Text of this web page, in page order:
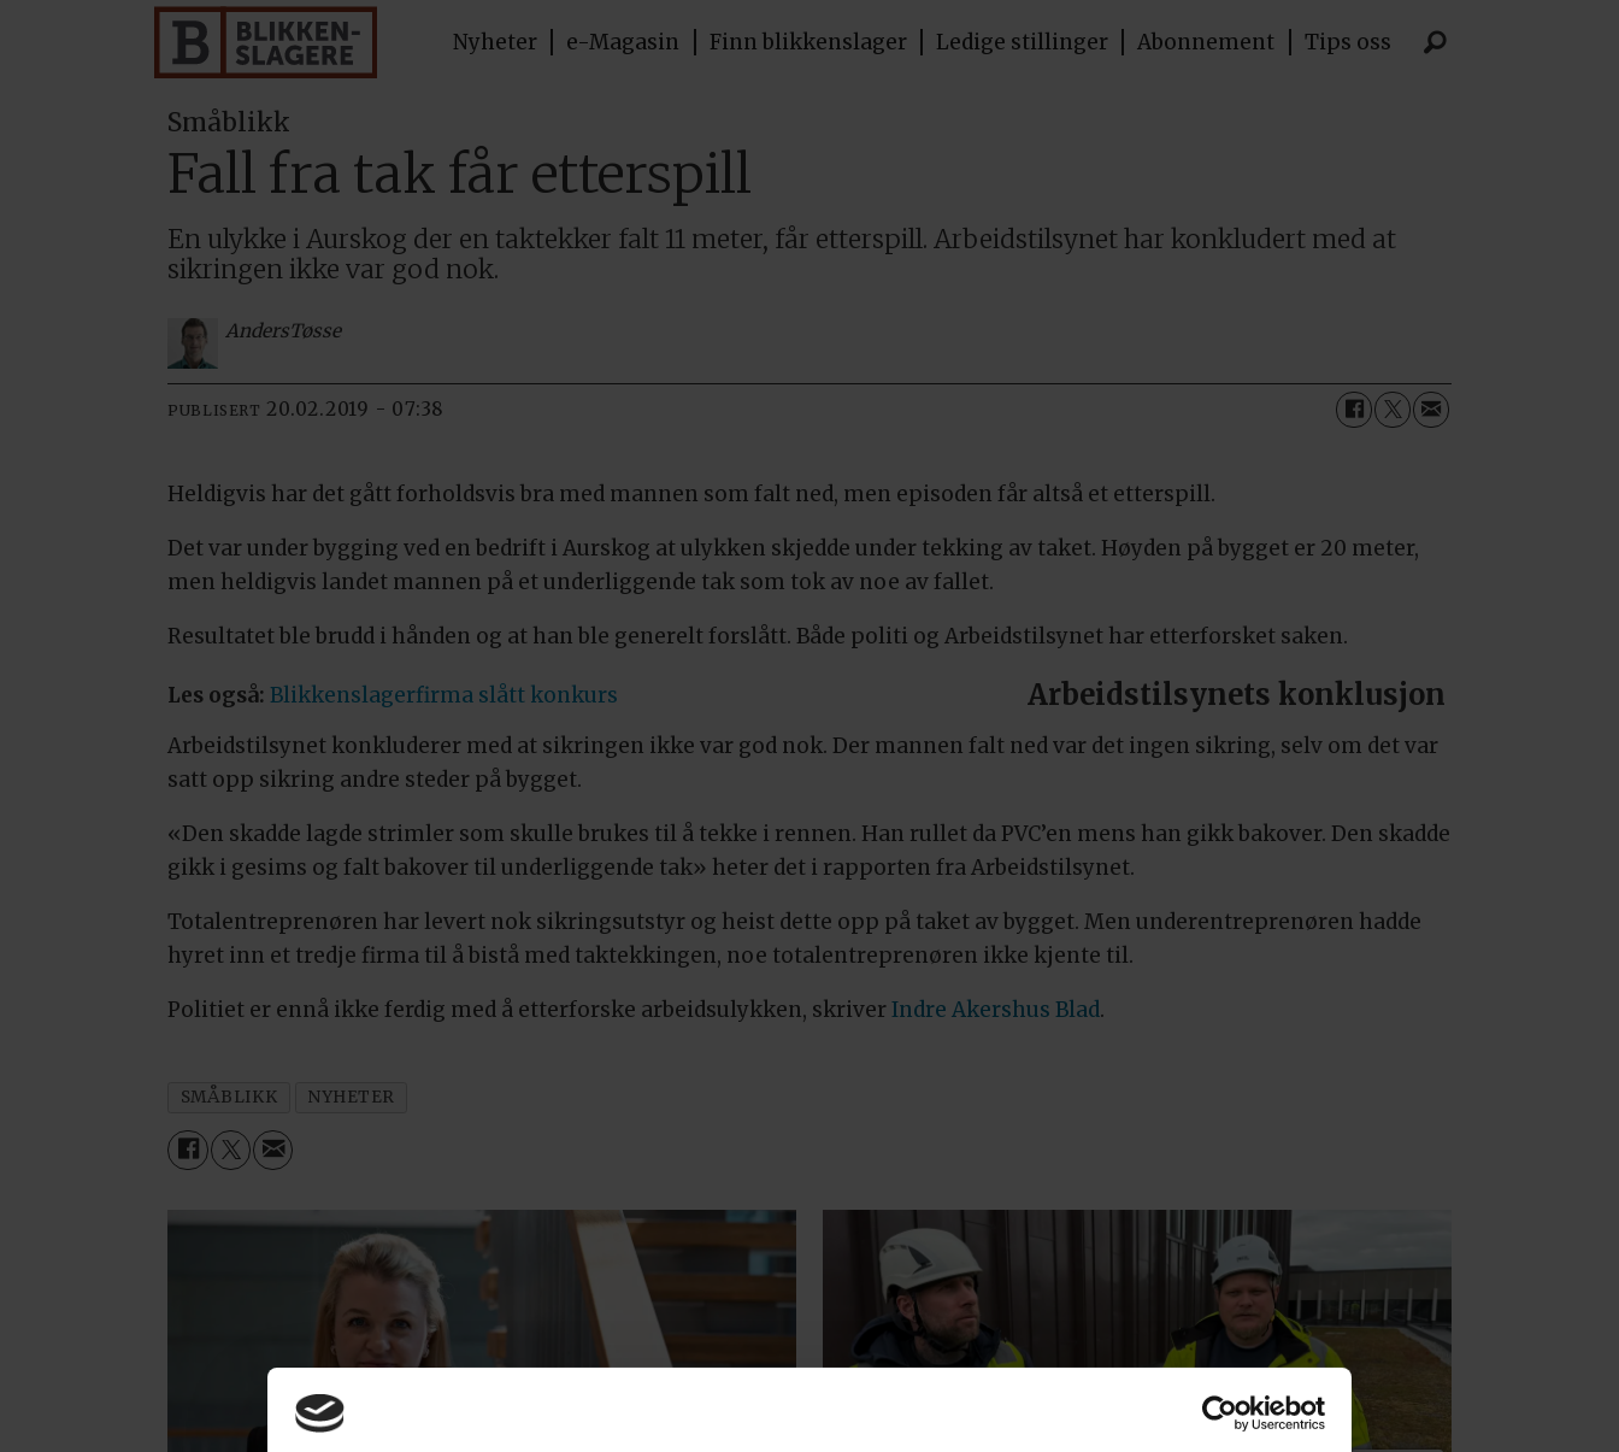
Nyheter e-Magasin Finn blikkenslager Ledige stillinger Abonnement Tips oss
Småblikk
Fall fra tak får etterspill
En ulykke i Aurskog der en taktekker falt 11 meter, får etterspill. Arbeidstilsynet har konkludert med at
sikringen ikke var god nok.
AndersTøsse
PUBLISERT 20.02.2019 - 07:38
Heldigvis har det gått forholdsvis bra med mannen som falt ned, men episoden får altså et etterspill.
Det var under bygging ved en bedrift i Aurskog at ulykken skjedde under tekking av taket. Høyden på bygget er 20 meter,
men heldigvis landet mannen på et underliggende tak som tok av noe av fallet.
Resultatet ble brudd i hånden og at han ble generelt forslått. Både politi og Arbeidstilsynet har etterforsket saken.
Les også: Blikkenslagerfirma slått konkurs Arbeidstilsynets konklusjon
Arbeidstilsynet konkluderer med at sikringen ikke var god nok. Der mannen falt ned var det ingen sikring, selv om det var
satt opp sikring andre steder på bygget.
«Den skadde lagde strimler som skulle brukes til å tekke i rennen. Han rullet da PVC’en mens han gikk bakover. Den skadde
gikk i gesims og falt bakover til underliggende tak» heter det i rapporten fra Arbeidstilsynet.
Totalentreprenøren har levert nok sikringsutstyr og heist dette opp på taket av bygget. Men underentreprenøren hadde
hyret inn et tredje firma til å bistå med taktekkingen, noe totalentreprenøren ikke kjente til.
Politiet er ennå ikke ferdig med å etterforske arbeidsulykken, skriverIndre Akershus Blad.
SMÅBLIKK NYHETER